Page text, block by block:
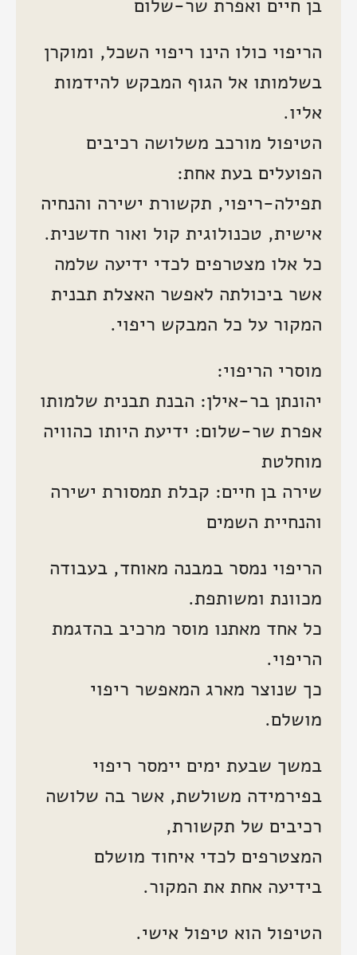
בן חיים ואפרת שר-שלום
הריפוי כולו הינו ריפוי השכל, ומוקרן
בשלמותו אל הגוף המבקש להידמות
אליו.
הטיפול מורכב משלושה רכיבים
הפועלים בעת אחת:
תפילה-ריפוי, תקשורת ישירה והנחיה
אישית, טכנולוגית קול ואור חדשנית.
כל אלו מצטרפים לכדי ידיעה שלמה
אשר ביכולתה לאפשר האצלת תבנית
המקור על כל המבקש ריפוי.
מוסרי הריפוי:
יהונתן בר-אילן: הבנת תבנית שלמותו
אפרת שר-שלום: ידיעת היותו כהוויה
מוחלטת
שירה בן חיים: קבלת תמסורת ישירה
והנחיית השמים
הריפוי נמסר במבנה מאוחד, בעבודה
מכוונת ומשותפת.
כל אחד מאתנו מוסר מרכיב בהדגמת
הריפוי.
כך שנוצר מארג המאפשר ריפוי
מושלם.
במשך שבעת ימים יימסר ריפוי
בפירמידה משולשת, אשר בה שלושה
רכיבים של תקשורת,
המצטרפים לכדי איחוד מושלם
בידיעה אחת את המקור.
הטיפול הוא טיפול אישי.